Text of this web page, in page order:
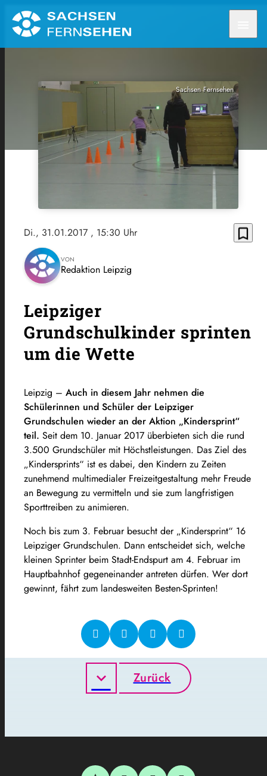
Sachsen Fernsehen
Di., 31.01.2017 , 15:30 Uhr bookmark_border
VON
Redaktion Leipzig
Leipziger
Grundschulkinder sprinten
um die Wette
Leipzig – Auch in diesem Jahr nehmen die
Schülerinnen und Schüler der Leipziger
Grundschulen wieder an der Aktion „Kindersprint“
teil. Seit dem 10. Januar 2017 überbieten sich die rund
3.500 Grundschüler mit Höchstleistungen. Das Ziel des
„Kindersprints“ ist es dabei, den Kindern zu Zeiten
zunehmend multimedialer Freizeitgestaltung mehr Freude
an Bewegung zu vermitteln und sie zum langfristigen
Sporttreiben zu animieren.
Noch bis zum 3. Februar besucht der „Kindersprint“ 16
Leipziger Grundschulen. Dann entscheidet sich, welche
kleinen Sprinter beim Stadt-Endspurt am 4. Februar im
Hauptbahnhof gegeneinander antreten dürfen. Wer dort
gewinnt, fährt zum landesweiten Besten-Sprinten!
Zurück